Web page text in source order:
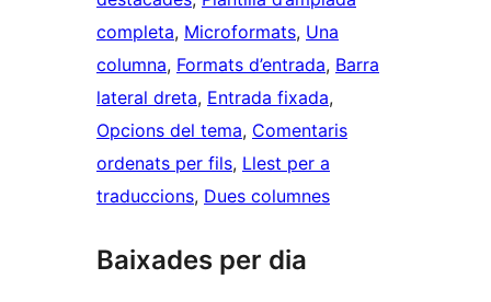
completa, Microformats, Una
columna, Formats d’entrada, Barra
lateral dreta, Entrada fixada
Opcions del tema, Comentaris
ordenats per fils, Llest per a
traduccions, Dues columnes
Baixades per dia